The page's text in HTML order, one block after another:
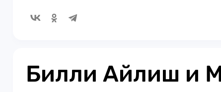
Билли Айлиш и